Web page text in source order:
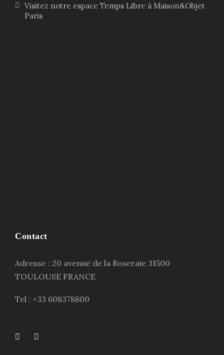
Visitez notre espace Temps Libre à Maison&Objet
Paris
Contact
Adresse : 20 avenue de la Roseraie 31500
TOULOUSE FRANCE
Tel : +33 608378800